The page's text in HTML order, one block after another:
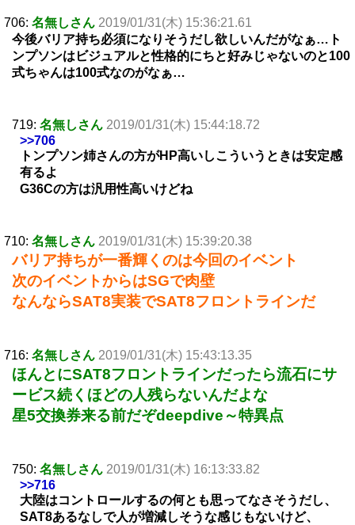
706: 名無しさん 2019/01/31(木) 15:36:21.61
今後バリア持ち必須になりそうだし欲しいんだがなぁ…ト
ンプソンはビジュアルと性格的にちと好みじゃないのと100
式ちゃんは100式なのがなぁ…
719: 名無しさん 2019/01/31(木) 15:44:18.72
>>706
トンプソン姉さんの方がHP高いしこういうときは安定感
有るよ
G36Cの方は汎用性高いけどね
710: 名無しさん 2019/01/31(木) 15:39:20.38
バリア持ちが一番輝くのは今回のイベント
次のイベントからはSGで肉壁
なんならSAT8実装でSAT8フロントラインだ
716: 名無しさん 2019/01/31(木) 15:43:13.35
ほんとにSAT8フロントラインだったら流石にサ
ービス続くほどの人残らないんだよな
星5交換券来る前だぞdeepdive～特異点
750: 名無しさん 2019/01/31(木) 16:13:33.82
>>716
大陸はコントロールするの何とも思ってなさそうだし、
SAT8あるなしで人が増減しそうな感じもないけど、